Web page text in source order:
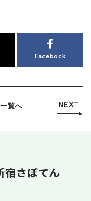
Facebook
覧へ NEXT
宿さぼてん